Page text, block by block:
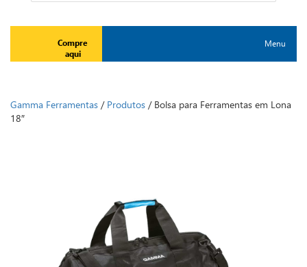
Toggle
navigation
Menu
Compre
aqui
Gamma Ferramentas / Produtos / Bolsa para Ferramentas em Lona
18″